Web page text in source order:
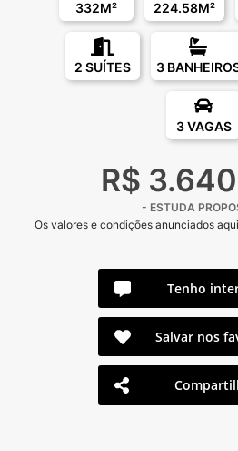
332M² 224.58M²
2 SUÍTES 3
3 VAGAS
R$
- ESTUDA
Os valores e condições anunciados
Tenho
Salvar nos